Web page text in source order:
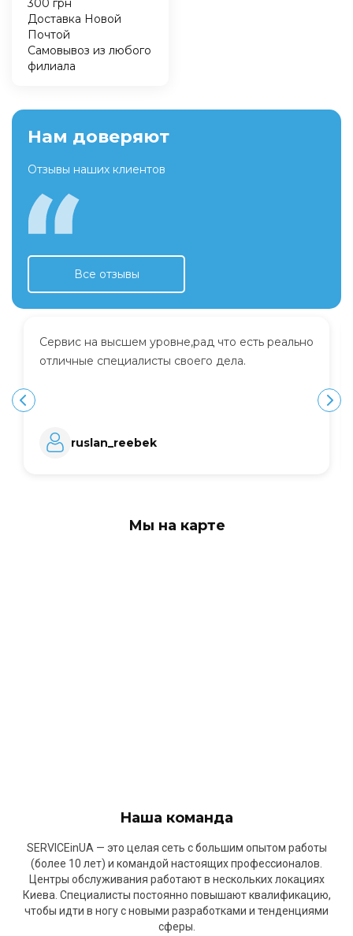
300 грн
Доставка Новой
Почтой
Самовывоз из любого
филиала
Нам доверяют
Отзывы наших клиентов
Все отзывы
Сервис на высшем уровне,рад что есть реально
отличные специалисты своего дела.
ruslan_reebek
Мы на карте
Наша команда
SERVICEinUA — это целая сеть с большим опытом работы
(более 10 лет) и командой настоящих профессионалов.
Центры обслуживания работают в нескольких локациях
Киева. Специалисты постоянно повышают квалификацию,
чтобы идти в ногу с новыми разработками и тенденциями
сферы.